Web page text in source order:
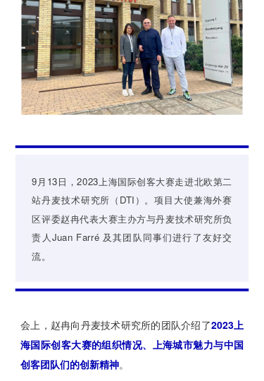
9月13日，2023上海国际创客大赛走进北欧第二
站丹麦技术研究所（DTI）。项目大使兼海外赛
区评委赵冉代表大赛主办方与丹麦技术研究所负
责人Juan Farré 及其团队同事们进行了友好交
流。
会上，赵冉向丹麦技术研究所的团队介绍了2023上
海国际创客大赛的组织情况、上海城市魅力与中国
创客团队们的创新精神。